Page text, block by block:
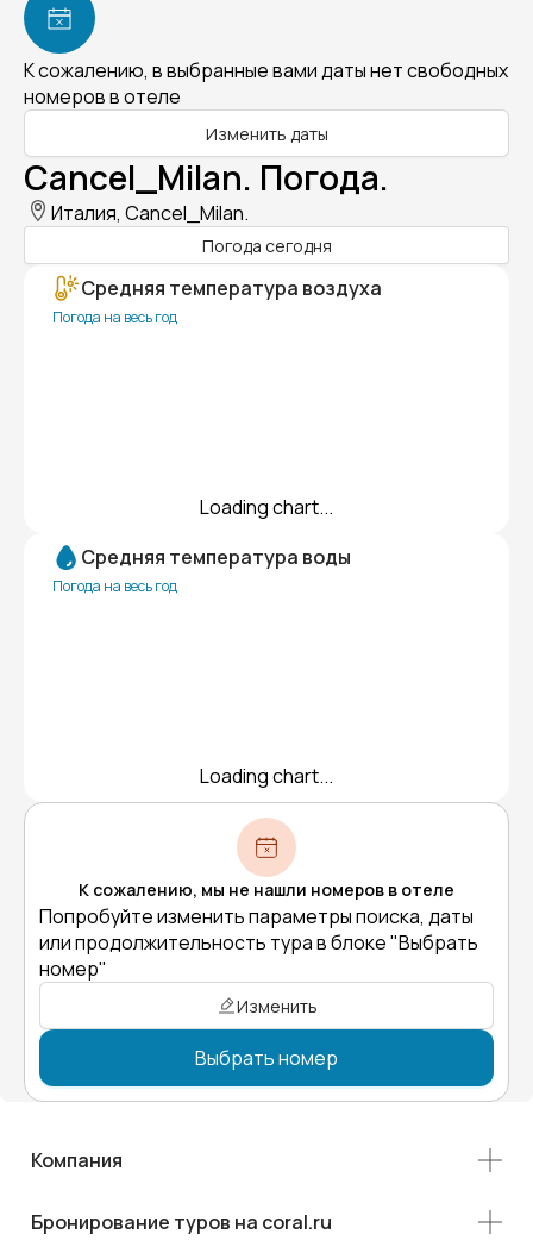
К сожалению, в выбранные вами даты нет свободных
номеров в отеле
Изменить даты
Cancel_Milan. Погода.
Италия, Cancel_Milan.
Погода сегодня
Средняя температура воздуха
Погода на весь год
Loading chart...
Средняя температура воды
Погода на весь год
Loading chart...
К сожалению, мы не нашли номеров в отеле
Попробуйте изменить параметры поиска, даты
или продолжительность тура в блоке "Выбрать
номер"
Изменить
Выбрать номер
Компания
Бронирование туров на coral.ru